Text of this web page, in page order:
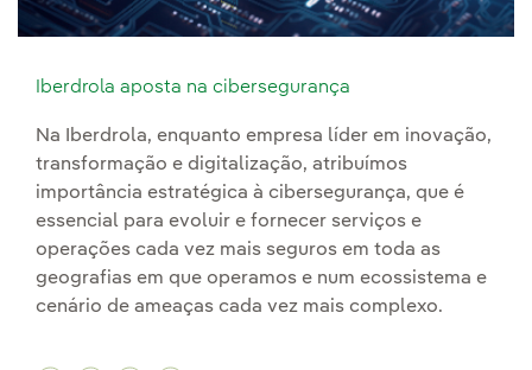
Iberdrola aposta na cibersegurança
Na Iberdrola, enquanto empresa líder em inovação,
transformação e digitalização, atribuímos
importância estratégica à cibersegurança, que é
essencial para evoluir e fornecer serviços e
operações cada vez mais seguros em toda as
geografias em que operamos e num ecossistema e
cenário de ameaças cada vez mais complexo.